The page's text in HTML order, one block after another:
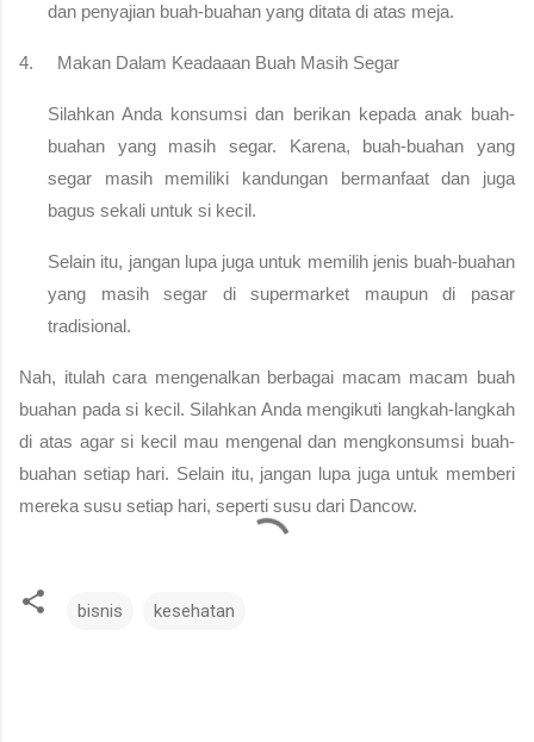
dan penyajian buah-buahan yang ditata di atas meja.
4. Makan Dalam Keadaaan Buah Masih Segar
Silahkan Anda konsumsi dan berikan kepada anak buah-
buahan yang masih segar. Karena, buah-buahan yang
segar masih memiliki kandungan bermanfaat dan juga
bagus sekali untuk si kecil.
Selain itu, jangan lupa juga untuk memilih jenis buah-buahan
yang masih segar di supermarket maupun di pasar
tradisional.
Nah, itulah cara mengenalkan berbagai macam macam buah
buahan pada si kecil. Silahkan Anda mengikuti langkah-langkah
di atas agar si kecil mau mengenal dan mengkonsumsi buah-
buahan setiap hari. Selain itu, jangan lupa juga untuk memberi
mereka susu setiap hari, seperti susu dari Dancow.
bisnis kesehatan